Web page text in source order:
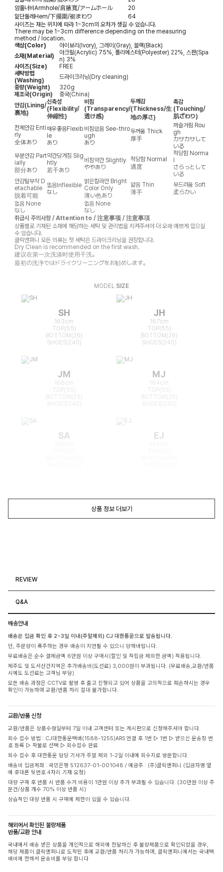
암홀너비 Armhole/肩腋寬/アームホール
20
밑단둘레 Hem/下擺圍/裾まわり
64
사이즈는 재는 위치에 따라 1~3cm의 오차가 생길 수 있습니다.
There may be 1~3cm difference depending on the measuring
method / location.
색상(Color)
아이보리(Ivory), 그레이(Gray), 블랙(Black)
소재(Material)
아크릴(Acrylic) 75%, 폴리에스터(Polyester) 22%, 스판(Spa
n) 3%
사이즈(Size)
FREE
세탁방법
(Washing)
드라이크리닝(Dry cleaning)
중량(Weight)
320g
제조국(Origin)
중국(China)
안감(Lining/
裏地)
신축성
(Flexibility/
伸縮性)
비침
(Transparency/
透け感)
두께감
(Thickness/生
地の厚さ)
촉감
(Touching/
肌ざわり)
전체안감 Enti
rly
全体あり
매우좋음Flexib
le
あり
비침있음 See-thro
ugh
あり
두꺼움 Thick
厚手
까슬거림 Rou
gh
カサカサして
いる
부분안감 Part
ially
部分あり
약간당겨짐 Slig
htly
若干あり
비침약간 Slightly
ややあり
적당함 Normal
適度
적당함 Norma
さらっとして
いる
안감탈부착 D
etachable
脱着可能
없음 Inflexible
なし
밝은칼라만 Bright
Color Only
薄い色あり
얇음 Thin
薄手
부드러움 Soft
柔らかい
없음 None
なし
없음 None
なし
취급시 주의사항 / Attention to / 注意事项 / 注意事項
상품별로 기재된 소재에 해당하는 세탁 및 관리법을 지켜주셔야 더 오래 예쁘게 입으실
수 있습니다.
클릭앤퍼니 모든 의류는 첫 세탁은 드라이크리닝을 권장합니다.
Dry Clean is recommended on the first wash.
建议在第一次洗涤时使用干洗。
最初の洗浄ではドライクリーニングをお勧めします。
MODEL SIZE
SH
163cm
TOP(55)
BOTTOM(26)
SHOES(240)
JH
167cm
TOP(55)
BOTTOM(26)
SHOES(240)
JM
166cm
TOP(55)
BOTTOM(25)
MJ
164cm
TOP(55)
BOTTOM(26)
SA EJ
상품 정보 더보기
REVIEW
Q&A
배송안내
배송은 입금 확인 후 2~3일 이내(주말제외) CJ 대한통운으로 발송됩니다.
단, 주문량이 폭주하는 경우 배송이 지연될 수 있으니 양해바랍니다.
무료배송은 순수 결제금액 6만원 이상 구매시(할인 및 적립금 제외한 금액) 적용됩니다.
제주도 및 도서산간지역은 추가배송비(도선료) 3,000원이 부과됩니다. (무료배송,교환/반품
시에도 도선료는 고객님 부담)
모든 배송 과정은 CCTV로 촬영 후 출고 진행되고 있어 상품을 고의적으로 훼손하시는 경우
확인이 가능하며 교환/반품 처리 절대 불가합니다.
교환/반품 신청
교환/반품은 상품수령일부터 7일 이내 고객센터 또는 게시판으로 신청해주셔야 합니다.
회수 접수 방법 : CJ대한통운택배(1588-1255)ARS 연결 후 1번 ▷ 1번 ▷ 받으신 운송장 번
호 등록 ▷ 착불로 선택 ▷ 회수접수 완료
회수 접수 후 대한통운 담당 기사가 주말 제외 1-2일 이내에 회수지로 방문합니다.
배송비 입금계좌 : 국민은행 512637-01-001048 / 예금주 : (주)클릭앤퍼니 (입금자명 옆
에 휴대폰 뒷번호 4자리 기재 요청)
대량 구매 후 반품 시 반품 수거 비용이 1만원 이상 추가 부과될 수 있습니다. (30만원 이상 주
문건/상품 개수 70% 이상 반품 시)
상습적인 대량 반품 시 구매에 제한이 있을 수 있습니다.
해외에서 확인된 불량제품
반품/교환 안내
국내에서 배송 받은 상품을 개인적으로 해외에 전달하신 후 불량제품으로 확인되었을 경우,
해당 제품이 클릭앤퍼니로 도착된 후에 교환/반품 처리가 가능하며, 클릭앤퍼니에서는 국내택
배비에 한해서 운송비를 부담 합니다